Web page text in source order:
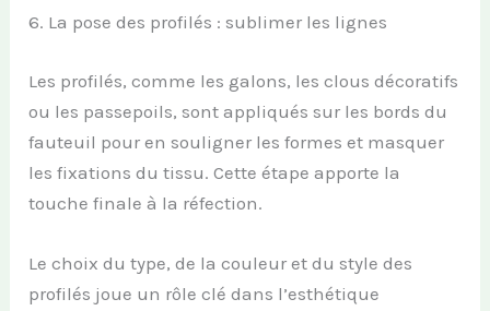
6. La pose des profilés : sublimer les lignes
Les profilés, comme les galons, les clous décoratifs
ou les passepoils, sont appliqués sur les bords du
fauteuil pour en souligner les formes et masquer
les fixations du tissu. Cette étape apporte la
touche finale à la réfection.
Le choix du type, de la couleur et du style des
profilés joue un rôle clé dans l’esthétique